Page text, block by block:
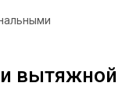
вытяжной